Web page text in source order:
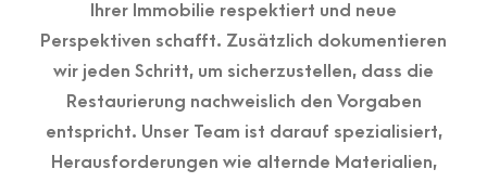
Ihrer Immobilie respektiert und neue
Perspektiven schafft. Zusätzlich dokumentieren
wir jeden Schritt, um sicherzustellen, dass die
Restaurierung nachweislich den Vorgaben
entspricht. Unser Team ist darauf spezialisiert,
Herausforderungen wie alternde Materialien,